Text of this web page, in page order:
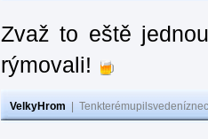
Zvaž to eště
rýmovali!
VelkyHrom